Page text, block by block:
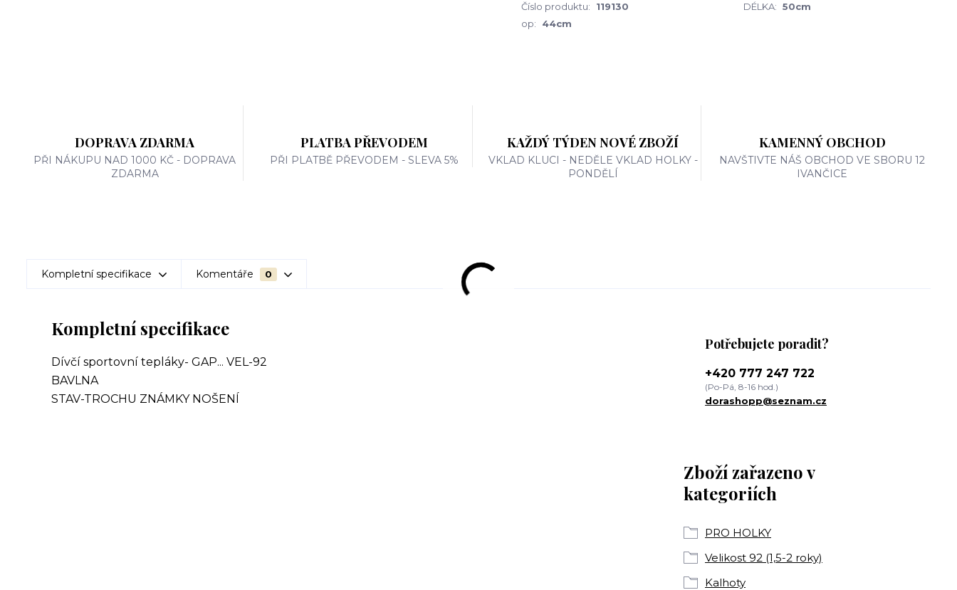
Číslo produktu: 119130 DÉLKA: 50cm
op:
44cm
DOPRAVA ZDARMA
PŘI NÁKUPU NAD 1000 KČ - DOPRAVA
ZDARMA
PLATBA PŘEVODEM
PŘI PLATBĚ PŘEVODEM - SLEVA 5%
KAŽDÝ TÝDEN NOVÉ ZBOŽÍ
VKLAD KLUCI - NEDĚLE VKLAD HOLKY -
PONDĚLÍ
KAMENNÝ OBCHOD
NAVŠTIVTE NÁŠ OBCHOD VE SBORU 12
IVANČICE
Kompletní specifikace Komentáře 0
Kompletní specifikace
Dívčí sportovní tepláky- GAP... VEL-92
BAVLNA
STAV-TROCHU ZNÁMKY NOŠENÍ
Zboží zařazeno v
kategoriích
PRO HOLKY
Velikost 92 (1,5-2 roky)
Kalhoty
Potřebujete poradit?
+420 777 247 722
(Po-Pá, 8-16 hod.)
dorashopp@seznam.cz